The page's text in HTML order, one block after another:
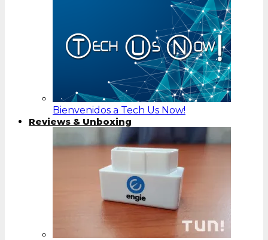
Bienvenidos a Tech Us Now!
Reviews & Unboxing